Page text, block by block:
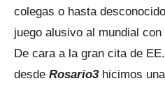
colegas o hasta
juego alusivo al mundial
De cara a la gran cita de
desde Rosario3hicimos